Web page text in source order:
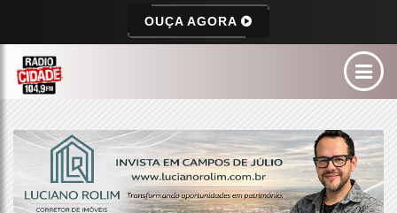
OUÇA AGORA